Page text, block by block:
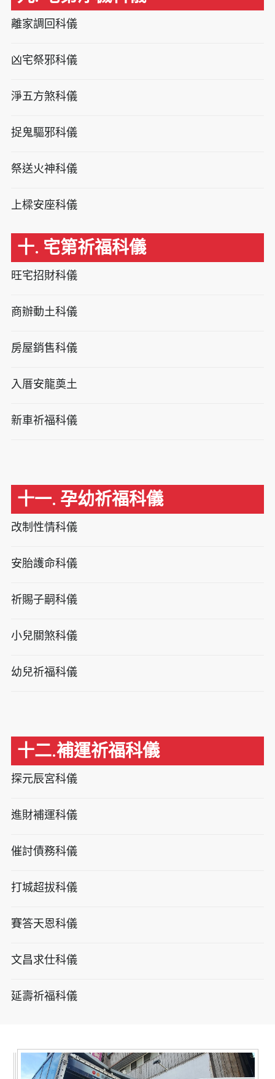
離家調回科儀
凶宅祭邪科儀
淨五方煞科儀
捉鬼驅邪科儀
祭送火神科儀
上樑安座科儀
十. 宅第祈福科儀
旺宅招財科儀
商辦動土科儀
房屋銷售科儀
入厝安龍奠土
新車祈福科儀
十一. 孕幼祈福科儀
改制性情科儀
安胎護命科儀
祈賜子嗣科儀
小兒關煞科儀
幼兒祈福科儀
十二.補運祈福科儀
探元辰宮科儀
進財補運科儀
催討債務科儀
打城超拔科儀
賽答天恩科儀
文昌求仕科儀
延壽祈福科儀